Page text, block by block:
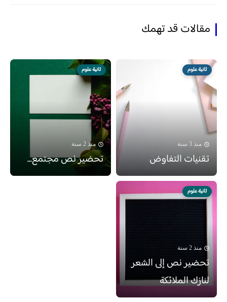
مقالات قد تهمك
ثانية علوم
منذ 3 سنة
تقنيات التفاوض
ثانية علوم
منذ 2 سنة
تحضير نص مجتمع...
ثانية علوم
منذ 2 سنة
تحضير نص إلى الشعر
لنازك الملائكة